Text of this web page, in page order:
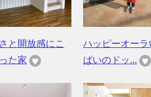
と開放感にこ
た家
ハッピーオーラ
ぱいのドッ...